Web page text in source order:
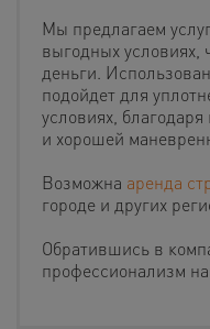
Мы предлагаем
выгодных условиях,
деньги.
подойдет для
условиях,
и хорошей
Возможна аренда
городе и других
Обратившись в
профессионализм